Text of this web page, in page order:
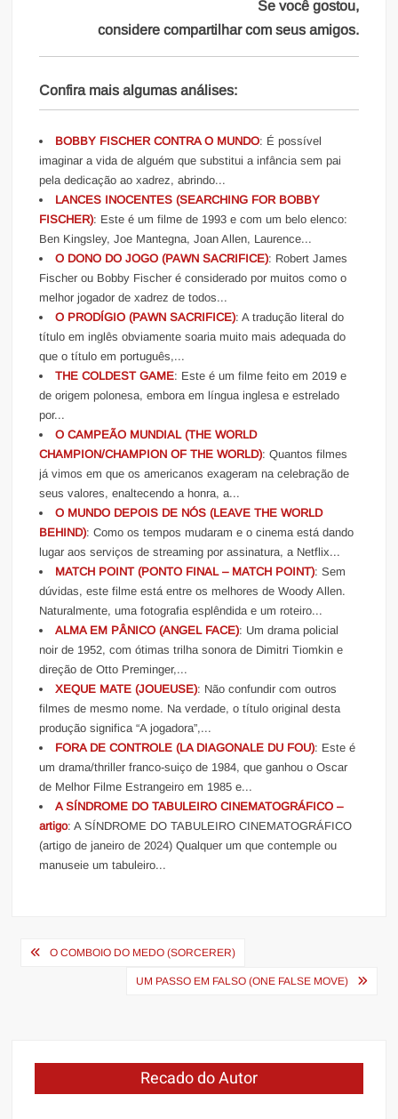
Se você gostou,
considere compartilhar com seus amigos.
Confira mais algumas análises:
BOBBY FISCHER CONTRA O MUNDO: É possível
imaginar a vida de alguém que substitui a infância sem pai
pela dedicação ao xadrez, abrindo...
LANCES INOCENTES (SEARCHING FOR BOBBY
FISCHER): Este é um filme de 1993 e com um belo elenco:
Ben Kingsley, Joe Mantegna, Joan Allen, Laurence...
O DONO DO JOGO (PAWN SACRIFICE): Robert James
Fischer ou Bobby Fischer é considerado por muitos como o
melhor jogador de xadrez de todos...
O PRODÍGIO (PAWN SACRIFICE): A tradução literal do
título em inglês obviamente soaria muito mais adequada do
que o título em português,...
THE COLDEST GAME: Este é um filme feito em 2019 e
de origem polonesa, embora em língua inglesa e estrelado
por...
O CAMPEÃO MUNDIAL (THE WORLD
CHAMPION/CHAMPION OF THE WORLD): Quantos filmes
já vimos em que os americanos exageram na celebração de
seus valores, enaltecendo a honra, a...
O MUNDO DEPOIS DE NÓS (LEAVE THE WORLD
BEHIND): Como os tempos mudaram e o cinema está dando
lugar aos serviços de streaming por assinatura, a Netflix...
MATCH POINT (PONTO FINAL – MATCH POINT): Sem
dúvidas, este filme está entre os melhores de Woody Allen.
Naturalmente, uma fotografia esplêndida e um roteiro...
ALMA EM PÂNICO (ANGEL FACE): Um drama policial
noir de 1952, com ótimas trilha sonora de Dimitri Tiomkin e
direção de Otto Preminger,...
XEQUE MATE (JOUEUSE): Não confundir com outros
filmes de mesmo nome. Na verdade, o título original desta
produção significa “A jogadora”,...
FORA DE CONTROLE (LA DIAGONALE DU FOU): Este é
um drama/thriller franco-suiço de 1984, que ganhou o Oscar
de Melhor Filme Estrangeiro em 1985 e...
A SÍNDROME DO TABULEIRO CINEMATOGRÁFICO –
artigo: A SÍNDROME DO TABULEIRO CINEMATOGRÁFICO
(artigo de janeiro de 2024) Qualquer um que contemple ou
manuseie um tabuleiro...
Navegação
O COMBOIO DO MEDO (SORCERER)
UM PASSO EM FALSO (ONE FALSE MOVE)
Recado do Autor